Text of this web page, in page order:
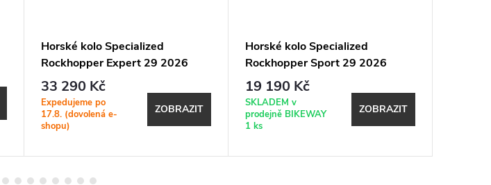
Horské kolo Specialized
Rockhopper Expert 29 2026
Satin Quartz Metallic
33 290 Kč
Expedujeme po
17.8. (dovolená e-
shopu)
ZOBRAZIT
Horské kolo Specialized
Rockhopper Sport 29 2026
Gloss Dune White
19 190 Kč
SKLADEM v
prodejně BIKEWAY
1 ks
ZOBRAZIT